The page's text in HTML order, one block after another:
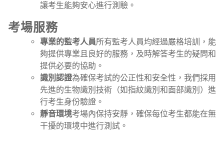
讓考生能夠安心進行測驗。
考場服務
專業的監考人員所有監考人員均經過嚴格培訓，能
夠提供專業且良好的服務，及時解答考生的疑問和
提供必要的協助。
識別認證為確保考試的公正性和安全性，我們採用
先進的生物識別技術（如指紋識別和面部識別）進
行考生身份驗證。
靜音環境考場內保持安靜，確保每位考生都能在無
干擾的環境中進行測試。